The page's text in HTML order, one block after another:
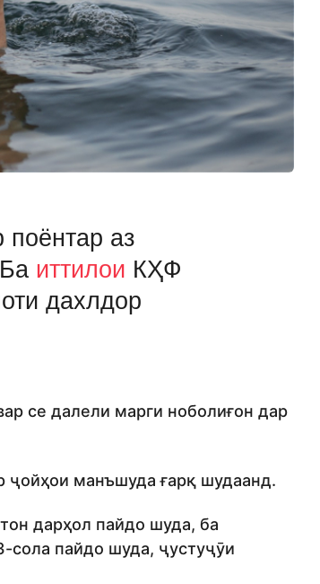
поёнтар аз
иттилои КҲФ
дахлдор
се далели марги ноболиғон дар
ҷойҳои манъшуда ғарқ шудаанд.
дарҳол пайдо шуда, ба
сола пайдо шуда, ҷустуҷӯи